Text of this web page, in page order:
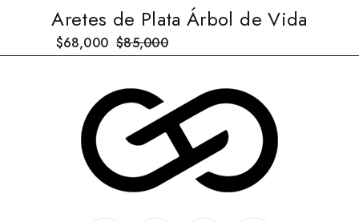
Aretes de Plata Árbol de Vida
$85,000
$68,000